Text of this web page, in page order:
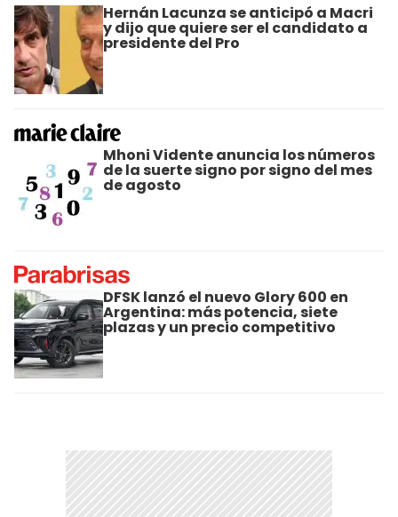
Hernán Lacunza se anticipó a Macri
y dijo que quiere ser el candidato a
presidente del Pro
Mhoni Vidente anuncia los números
de la suerte signo por signo del mes
de agosto
DFSK lanzó el nuevo Glory 600 en
Argentina: más potencia, siete
plazas y un precio competitivo